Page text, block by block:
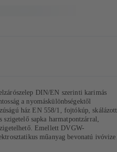
DIN/EN szerinti karimás
a nyomáskülönbségektől
ház EN 558/1, fojtókúp, skálázott
sapka harmatpontzárral,
Emellett DVGW-
műanyag bevonatú